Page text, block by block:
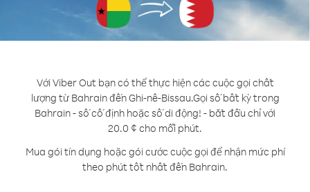
Với Viber Out bạn có thể thực hiện các cuộc gọi chất
lượng từ Bahrain đến Ghi-nê-Bissau.Gọi số bất kỳ trong
Bahrain - số cố định hoặc số di động! - bắt đầu chỉ với
20.0 ¢ cho mỗi phút.
Mua gói tín dụng hoặc gói cước cuộc gọi để nhận mức phí
theo phút tốt nhất đến Bahrain.